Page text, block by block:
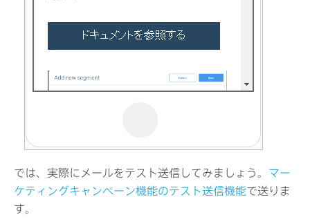
では、実際にメールをテスト送信してみましょう。 マー
ケティングキャンペーン機能のテスト送信機能で送りま
す。